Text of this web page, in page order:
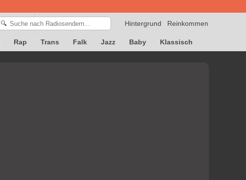
Reinkommen
Hintergrund
🔍
Rap Trans Falk Jazz Baby Klassisch